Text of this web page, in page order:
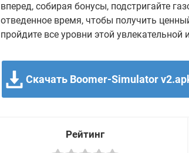
вперед, собирая бонусы, подстригайте
отведенное время, чтобы получить
пройдите все уровни этой
Скачать Boomer-Simulator
Рейтинг